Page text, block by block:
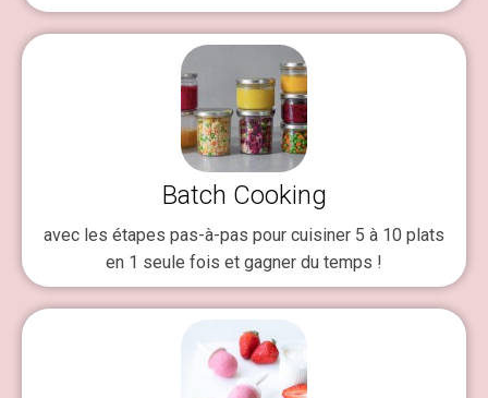
Batch Cooking
avec les étapes pas-à-pas pour cuisiner 5 à 10 plats
en 1 seule fois et gagner du temps !